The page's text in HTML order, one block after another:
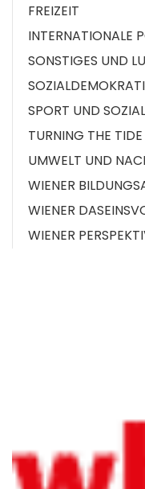
FREIZEIT
INTERNATIONALE
SONSTIGES UND
SPORT UND
TURNING THE TIDE
UMWELT UND
WIENER
WIENER
WIENER